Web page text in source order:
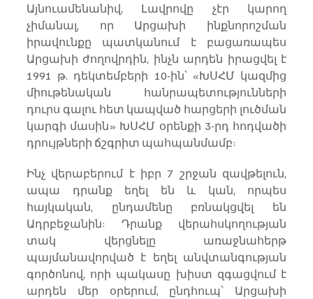
Այնուամենանիվ, Լավրովը չէր կարող
չիմանալ, որ Արցախի ինքնորոշման
իրավունքը պատկանում է բացառապես
Արցախի ժողովրդին, ինչն արդեն իրացվել է
1991 թ. դեկտեմբերի 10-ին՝ «ԽՍՀՄ կազմից
միութենական հանրապետությունների
դուրս գալու հետ կապված հարցերի լուծման
կարգի մասին» ԽՍՀՄ օրենքի 3-րդ հոդվածի
դրույթների ճշգրիտ պահպանմամբ:
Ինչ վերաբերում է իբր 7 շրջան զավթելուն,
ապա դրանք եղել են և կան, որպես
հայկական, ընդամենը բռնակցվել են
Ադրբեջանին: Դրանք վերահսկողության
տակ վերցնելը առաջնահերթ
պայմանավորված է եղել անվտանգության
գործոնով, որի պակասը խիստ զգացվում է
արդեն մեր օրերում, ընդհուպ՝ Արցախի